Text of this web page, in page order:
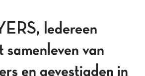
Iedereen
van
en gevestigden in